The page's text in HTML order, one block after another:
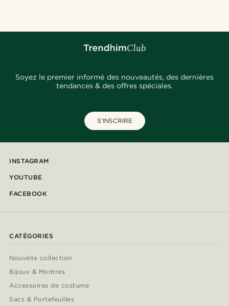
Soyez le premier informé des nouveautés, des dernières
tendances & des offres spéciales.
S'INSCRIRE
INSTAGRAM
YOUTUBE
FACEBOOK
CATÉGORIES
Nouvelle collection
Bijoux & Montres
Accessoires de costume
Sacs & Portefeuilles